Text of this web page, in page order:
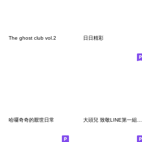
The ghost club vol.2 日日精彩
哈囉奇奇的厭世日常 大頭兒 致敬LINE第一組貼圖